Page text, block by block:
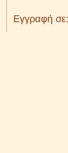
Εγγραφή